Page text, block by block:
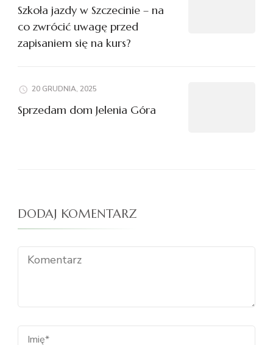
Szkoła jazdy w Szczecinie – na
co zwrócić uwagę przed
zapisaniem się na kurs?
20 GRUDNIA, 2025
Sprzedam dom Jelenia Góra
DODAJ KOMENTARZ